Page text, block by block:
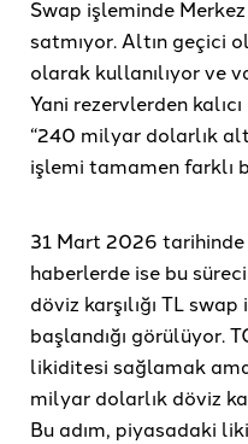
Swap işleminde Merkez
satmıyor. Altın geçici
olarak kullanılıyor ve
Yani rezervlerden
“240 milyar dolarlık
işlemi tamamen farklı
31 Mart 2026 tarihinde
haberlerde ise bu
döviz karşılığı TL
başlandığı görülüyor.
likiditesi sağlamak
milyar dolarlık döviz
Bu adım, piyasadaki